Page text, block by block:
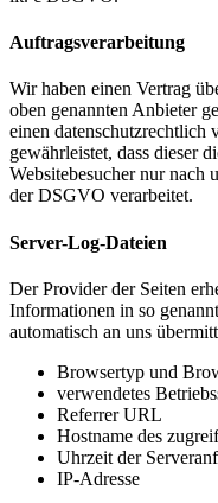
Auftragsverarbeitung
Wir haben einen Vertrag
oben genannten Anbieter
einen datenschutzrechtlich
gewährleistet, dass dieser
Websitebesucher nur nach
der DSGVO verarbeitet.
Server-Log-Dateien
Der Provider der Seiten
Informationen in so
automatisch an uns
Browsertyp und
verwendetes
Referrer URL
Hostname des
Uhrzeit der
IP-Adresse